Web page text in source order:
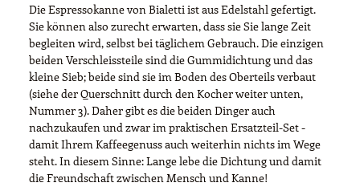
Die Espressokanne von Bialetti ist aus Edelstahl gefertigt.
Sie können also zurecht erwarten, dass sie Sie lange Zeit
begleiten wird, selbst bei täglichem Gebrauch. Die einzigen
beiden Verschleissteile sind die Gummidichtung und das
kleine Sieb; beide sind sie im Boden des Oberteils verbaut
(siehe der Querschnitt durch den Kocher weiter unten,
Nummer 3). Daher gibt es die beiden Dinger auch
nachzukaufen und zwar im praktischen Ersatzteil-Set -
damit Ihrem Kaffeegenuss auch weiterhin nichts im Wege
steht. In diesem Sinne: Lange lebe die Dichtung und damit
die Freundschaft zwischen Mensch und Kanne!